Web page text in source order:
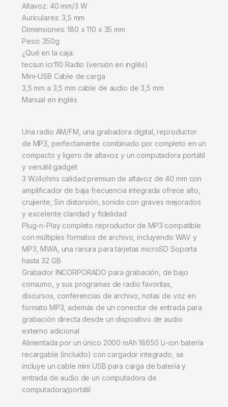
Altavoz: 40 mm/3 W
Auriculares: 3,5 mm
Dimensiones: 180 x 110 x 35 mm
Peso: 350g
¿Qué en la caja:
tecsun icr110 Radio (versión en inglés)
Mini-USB Cable de carga
3,5 mm a 3,5 mm cable de audio de 3,5 mm
Manual en inglés
Una radio AM/FM, una grabadora digital, reproductor
de MP3, perfectamente combinado por completo en un
compacto y ligero de altavoz y un computadora portátil
y versátil gadget
3 W/4ohms calidad premium de altavoz de 40 mm con
amplificador de baja frecuencia integrada ofrece alto,
crujiente, Sin distorsión, sonido con graves mejorados
y excelente claridad y fidelidad
Plug-n-Play completo reproductor de MP3 compatible
con múltiples formatos de archivo, incluyendo WAV y
MP3, MWA, una ranura para tarjetas microSD Soporta
hasta 32 GB
Grabador INCORPORADO para grabación, de bajo
consumo, y sus programas de radio favoritas,
discursos, conferencias de archivo, notas de voz en
formato MP3, además de un conector de entrada para
grabación directa desde un dispositivo de audio
externo adicional
Alimentada por un único 2000 mAh 18650 Li-ion batería
recargable (incluido) con cargador integrado, se
incluye un cable mini USB para carga de batería y
entrada de audio de un computadora de
computadora/portátil